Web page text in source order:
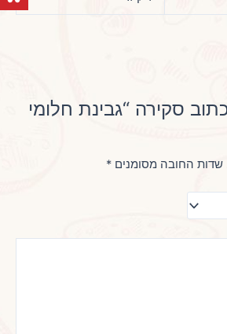
סקירה “גבינת חלומי
שדות החובה מסומנים *